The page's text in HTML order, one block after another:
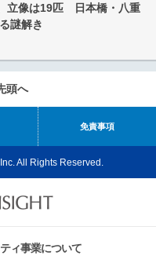
立像は19匹 日本橋・八重
謎解き
頭へ
免責事項
All Rights Reserved.
ィ事業について